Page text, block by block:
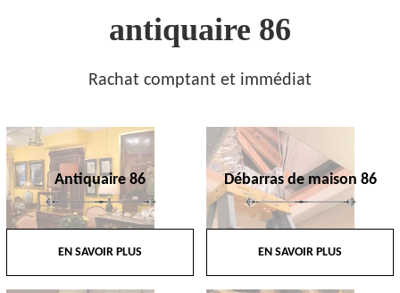
antiquaire 86
Rachat comptant et immédiat
Antiquaire 86
EN SAVOIR PLUS
Débarras de maison 86
EN SAVOIR PLUS